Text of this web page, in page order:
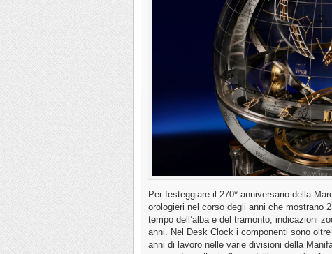
Per festeggiare il 270* anniversario della
orologieri nel corso degli anni che mostrano
tempo dell’alba e del tramonto, indicazioni
anni. Nel Desk Clock i componenti sono
anni di lavoro nelle varie divisioni della